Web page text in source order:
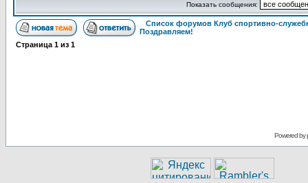
Показать сообщения:
Список форумов Клуб спортивно-
Поздравляем!
Страница 1 из 1
Powered by